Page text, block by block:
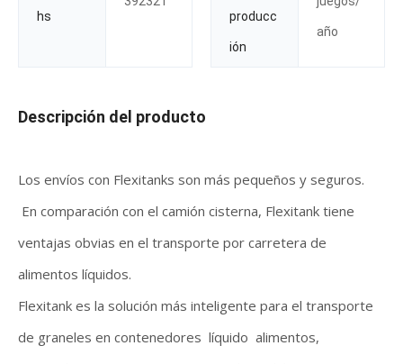
hs producc
ión
año
Descripción del producto
Los envíos con Flexitanks son más pequeños y seguros.
En comparación con el camión cisterna, Flexitank tiene
ventajas obvias en el transporte por carretera de
alimentos líquidos.
Flexitank es la solución más inteligente para el transporte
de graneles en contenedores líquido alimentos,